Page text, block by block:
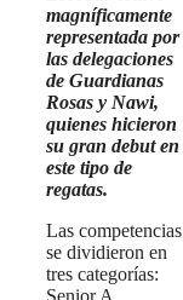
magníficamente
representada por
las delegaciones
de Guardianas
Rosas y Nawi,
quienes hicieron
su gran debut en
este tipo de
regatas.
Las competencias
se dividieron en
tres categorías:
Senior A